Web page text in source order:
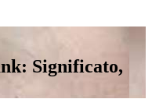
Significato,